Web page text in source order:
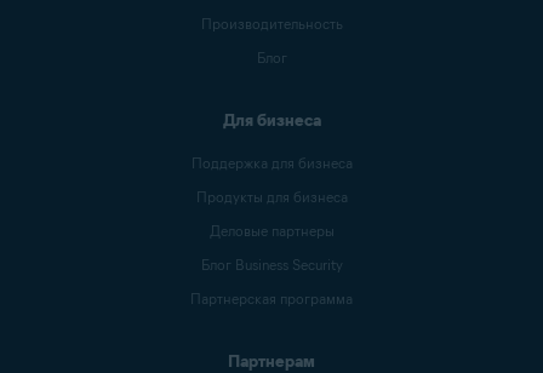
Производительность
Блог
Для бизнеса
Поддержка для бизнеса
Продукты для бизнеса
Деловые партнеры
Блог Business Security
Партнерская программа
Партнерам